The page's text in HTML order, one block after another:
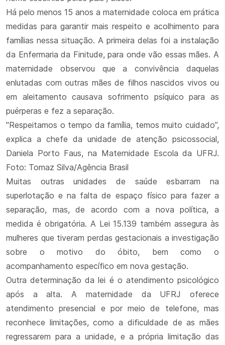
Há pelo menos 15 anos a maternidade coloca em prática
medidas para garantir mais respeito e acolhimento para
famílias nessa situação. A primeira delas foi a instalação
da Enfermaria da Finitude, para onde vão essas mães. A
maternidade observou que a convivência daquelas
enlutadas com outras mães de filhos nascidos vivos ou
em aleitamento causava sofrimento psíquico para as
puérperas e fez a separação.
"Respeitamos o tempo da família, temos muito cuidado”,
explica a chefe da unidade de atenção psicossocial,
Daniela Porto Faus, na Maternidade Escola da UFRJ.
Foto: Tomaz Silva/Agência Brasil
Muitas outras unidades de saúde esbarram na
superlotação e na falta de espaço físico para fazer a
separação, mas, de acordo com a nova política, a
medida é obrigatória. A Lei 15.139 também assegura às
mulheres que tiveram perdas gestacionais a investigação
sobre o motivo do óbito, bem como o
acompanhamento específico em nova gestação.
Outra determinação da lei é o atendimento psicológico
após a alta. A maternidade da UFRJ oferece
atendimento presencial e por meio de telefone, mas
reconhece limitações, como a dificuldade de as mães
regressarem para a unidade, e a própria limitação das